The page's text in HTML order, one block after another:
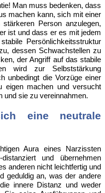
Man muss bedenken, dass
machen kann, sich mit einer
Person anzulegen,
ist und dass er es mit jedem
Persönlichkeitsstruktur
dessen Schwachstellen zu
der Angriff auf das stabile
wird zur Selbststärkung
unbedingt die Vorzüge einer
eigen machen und versucht
und sie zu vereinnahmen.
eine neutrale
Aura eines Narzissten
und übernehmen
anderen nicht leichtfertig und
geduldig an, was der andere
innere Distanz und weder